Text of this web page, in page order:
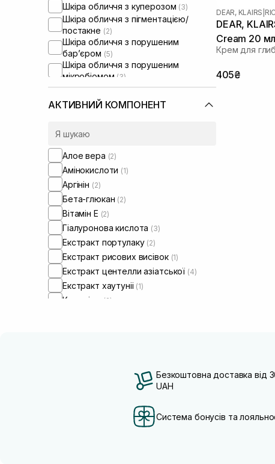
Шкіра обличчя з куперозом (3)
Шкіра обличчя з пігментацією/
постакне (2)
Шкіра обличчя з порушеним
барʼєром (5)
Шкіра обличчя з порушеним
мікробіомом (3)
Зволожуючі сироватки для
обличчя(1)
АКТИВНИЙ КОМПОНЕНТ
Алое вера (2)
Амінокислоти (1)
Аргінін (2)
Бета-глюкан (2)
Вітамін Е (2)
Гіалуронова кислота (3)
Екстракт портулаку (2)
Екстракт рисових висівок (1)
Екстракт центелли азіатської (4)
Екстракт хаутуніі (1)
Кераміди (2)
DEAR, KLAIRS
DEAR,
Cream 20 мл
Крем для
405₴
Безкоштовна доставка від
UAH
Система бонусів та